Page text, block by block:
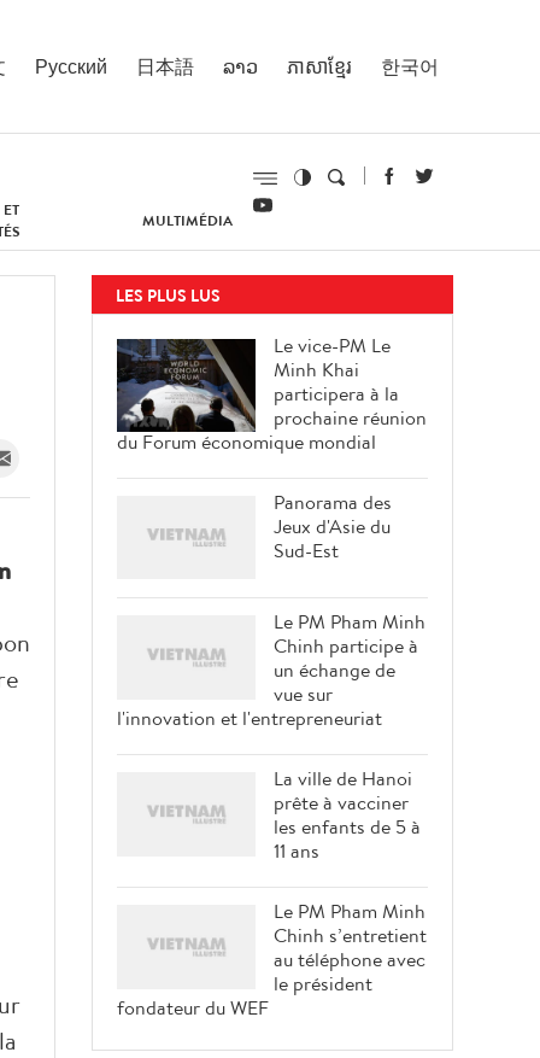
Русский 日本語 ລາວ ភាសាខ្មែរ 한국어
MULTIMÉDIA
LES PLUS LUS
Le vice-PM Le
Minh Khai
participera à la
prochaine réunion
du Forum économique mondial
Panorama des
Jeux d'Asie du
Sud-Est
Le PM Pham Minh
Chinh participe à
un échange de
vue sur
l'innovation et l'entrepreneuriat
La ville de Hanoi
prête à vacciner
les enfants de 5 à
11 ans
Le PM Pham Minh
Chinh s’entretient
au téléphone avec
le président
fondateur du WEF